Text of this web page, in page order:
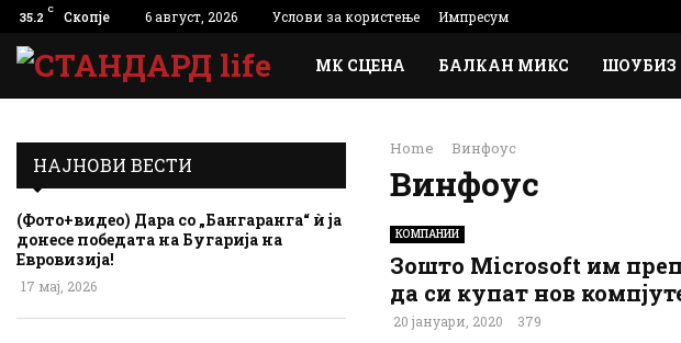
35.2 C Скопје 6 август, 2026 Услови за користење Импресум
МК СЦЕНА БАЛКАН МИКС ШОУБИЗ
Home Винфоус
Винфоус
КОМПАНИИ
Зошто Мicrosoft им
да си купат нов
20 јануари, 2020 379
НАЈНОВИ ВЕСТИ
(Фото+видео) Дара со „Бангаранга“ ѝ ја
донесе победата на Бугарија на
Евровизија!
17 мај, 2026